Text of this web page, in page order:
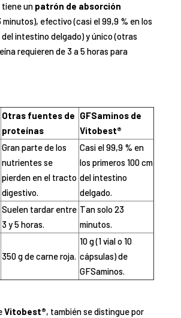
un patrón de absorción
minutos), efectivo (casi el 99,9 % en los
del intestino delgado) y único (otras
requieren de 3 a 5 horas para
Otras fuentes de
proteínas
GFSaminos de
Vitobest®
Gran parte de los
nutrientes se
pierden en el tracto
digestivo.
Casi el 99,9 % en
los primeros 100 cm
del intestino
delgado.
Suelen tardar entre
3 y 5 horas.
Tan solo 23
minutos.
350 g de carne roja.
10 g (1 vial o 10
cápsulas) de
GFSaminos.
Vitobest®, también se distingue por